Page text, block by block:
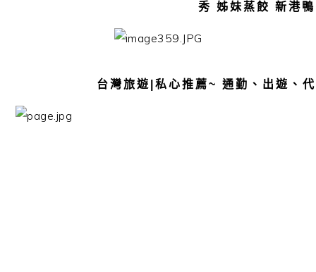
秀 姊妹蒸餃 新港
台灣旅遊|私心推薦~ 通勤、出遊、